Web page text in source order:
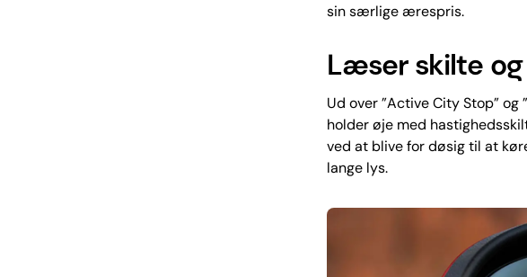
sin særlige ærespris.
Læser skilte
Ud over ”Active City Stop” og
holder øje med
ved at blive for døsig til at
lange lys.